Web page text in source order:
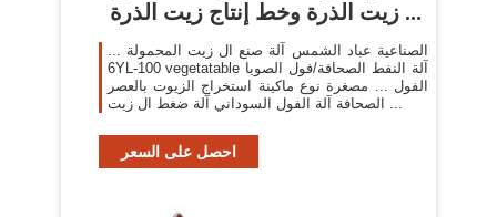
زيت الذرة وخط إنتاج زيت الذرة ...
الصناعية عباد الشمس آلة صنع ال زيت المحمولة ...
6YL-100 vegetatable آلة النفط الصحافة/فول الصويا
الفول ... مصغرة نوع ماكينة استخراج الزيوت بالعصر
الصحافة آلة الفول السوداني آلة ضغط ال زيت ...
احصل على السعر